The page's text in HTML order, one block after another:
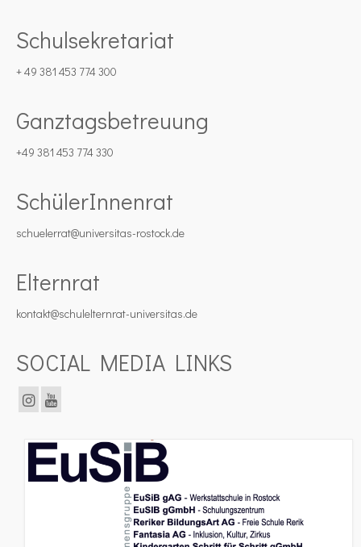
Schulsekretariat
+ 49 381 453 774 300
Ganztagsbetreuung
+49 381 453 774 330
SchülerInnenrat
schuelerrat@universitas-rostock.de
Elternrat
kontakt@schulelternrat-universitas.de
SOCIAL MEDIA LINKS